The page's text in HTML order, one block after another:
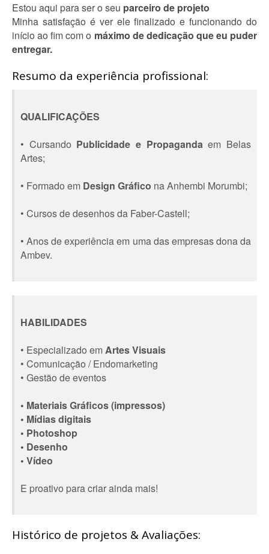
Estou aqui para ser o seu parceiro de projeto
Minha satisfação é ver ele finalizado e funcionando do
início ao fim com o máximo de dedicação que eu puder
entregar.
Resumo da experiência profissional:
QUALIFICAÇÕES
• Cursando Publicidade e Propagandaem Belas
Artes;
• Formado em Design Gráfico na Anhembi Morumbi;
• Cursos de desenhos da Faber-Castell;
• Anos de experiência em uma das empresas dona da
Ambev.
HABILIDADES
• Especializado emArtes Visuais
• Comunicação / Endomarketing
• Gestão de eventos
• Materiais Gráficos (impressos)
• Mídias digitais
• Photoshop
• Desenho
• Vídeo
E proativo para criar ainda mais!
Histórico de projetos & Avaliações: